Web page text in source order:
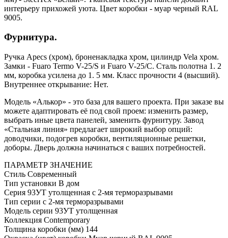
интерьеру прихожей уюта. Цвет коробки - муар черный RAL
9005.
Фурнитура.
Ручка Apecs (хром), броненакладка хром, цилиндр Vela хром.
Замки - Fuaro Termo V-25/S и Fuaro V-25/C. Сталь полотна 1. 2
мм, коробка усилена до 1. 5 мм. Класс прочности 4 (высший).
Внутреннее открывание: Нет.
Модель «Алькор» - это база для вашего проекта. При заказе вы
можете адаптировать её под свой проем: изменить размер,
выбрать иные цвета панелей, заменить фурнитуру. Завод
«Стальная линия» предлагает широкий выбор опций:
доводчики, подогрев коробки, вентиляционные решетки,
доборы. Дверь должна начинаться с ваших потребностей.
ПАРАМЕТР ЗНАЧЕНИЕ
Стиль Современный
Тип установки В дом
Серия 93УТ утолщенная с 2-мя терморазрывами
Тип серии с 2-мя терморазрывами
Модель серии 93УТ утолщенная
Коллекция Contemporary
Толщина коробки (мм) 144